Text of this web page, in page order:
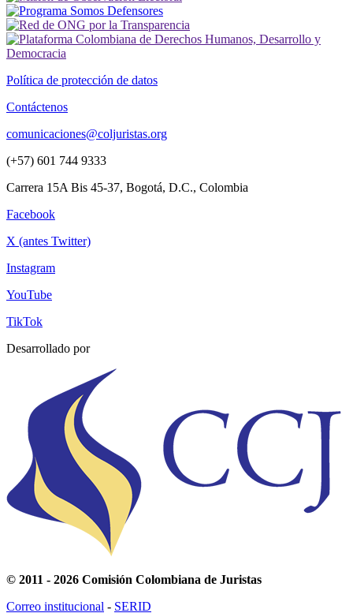
Política de protección de datos
Contáctenos
comunicaciones@coljuristas.org
(+57) 601 744 9333
Carrera 15A Bis 45-37, Bogotá, D.C., Colombia
Facebook
X (antes Twitter)
Instagram
YouTube
TikTok
Desarrollado por
© 2011 - 2026 Comisión Colombiana de Juristas
Correo institucional - SERID